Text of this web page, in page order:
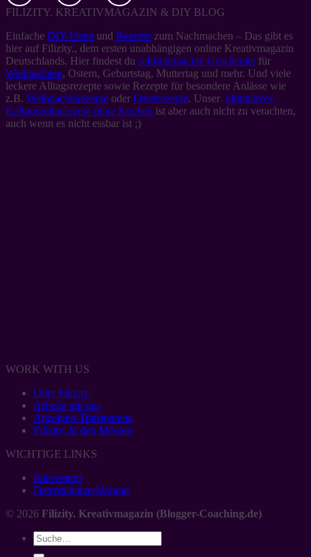
FILIZITY. KREATIVMAGAZIN & DIY BLOG
Einfache DIY-Ideen und Rezepte zum Nachmachen – Das gibt es
hier auf Filizity., dem ersten unabhängigen online Kreativmagazin
Deutschlands. Hier findest du selbstgemachte Geschenke für
Weihnachten, Ostern, Geburtstag, Muttertag und mehr. Und viele
leckere Alltagsrezepte sowie Rezepte für besondere Anlässe wie
z.B. Weihnachtsrezepte oder Osterrezepte. Unser ultimatives
Kaltporzellanrezept ohne Kochen ist aber auch nicht zu verachten,
auch wenn es nicht essbar ist ;)
WORK WITH US
Über Filizity.
Arbeite mit uns
Anzeigen-Transparenz
Filizity. in den Medien
WICHTIGE LINKS
Impressum
Datenschutzerklärung
© 2026 Filizity. Kreativmagazin (Blogger-Coaching.de)